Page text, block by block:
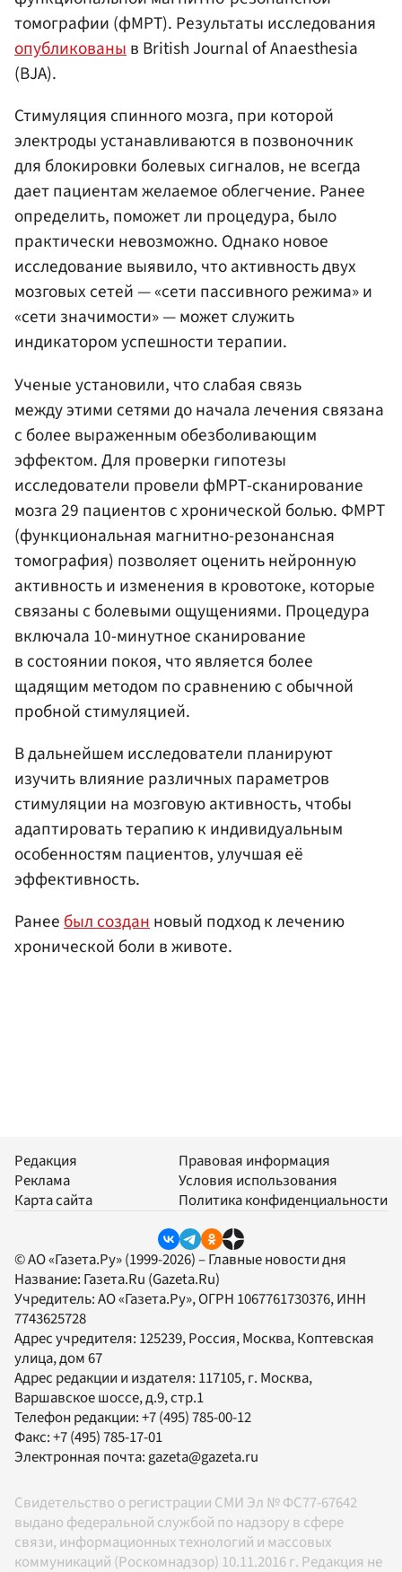
томографии (фМРТ). Результаты исследования
опубликованыв British Journal of Anaesthesia
(BJA).
Стимуляция спинного мозга, при которой
электроды устанавливаются в позвоночник
для блокировки болевых сигналов, не всегда
дает пациентам желаемое облегчение. Ранее
определить, поможет ли процедура, было
практически невозможно. Однако новое
исследование выявило, что активность двух
мозговых сетей — «сети пассивного режима» и
«сети значимости» — может служить
индикатором успешности терапии.
Ученые установили, что слабая связь
между этими сетями до начала лечения связана
с более выраженным обезболивающим
эффектом. Для проверки гипотезы
исследователи провели фМРТ-сканирование
мозга 29 пациентов с хронической болью. ФМРТ
(функциональная магнитно-резонансная
томография) позволяет оценить нейронную
активность и изменения в кровотоке, которые
связаны с болевыми ощущениями. Процедура
включала 10-минутное сканирование
в состоянии покоя, что является более
щадящим методом по сравнению с обычной
пробной стимуляцией.
В дальнейшем исследователи планируют
изучить влияние различных параметров
стимуляции на мозговую активность, чтобы
адаптировать терапию к индивидуальным
особенностям пациентов, улучшая её
эффективность.
Ранеебыл созданновый подход к лечению
хронической боли в животе.
Редакция
Реклама
Карта сайта
Правовая информация
Условия использования
Политика конфиденциальности
© АО «Газета.Ру» (1999-2026) – Главные новости дня
Название: Газета.Ru (Gazeta.Ru)
Учредитель:АО «Газета.Ру», ОГРН 1067761730376, ИНН
7743625728
Адрес учредителя: 125239, Россия, Москва, Коптевская
улица, дом 67
Адрес редакции и издателя: 117105, г. Москва,
Варшавское шоссе, д.9, стр.1
Телефон редакции:+7 (495) 785-00-12
Факс:+7 (495) 785-17-01
Электронная почта:gazeta@gazeta.ru
Свидетельство о регистрации СМИ Эл № ФС77-67642
выдано федеральной службой по надзору в сфере
связи, информационных технологий и массовых
коммуникаций (Роскомнадзор) 10.11.2016 г. Редакция не